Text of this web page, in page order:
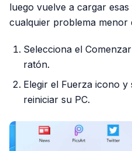
luego vuelve a cargar
cualquier problema menor
Selecciona el
ratón.
Elegir el Fuerza icono
reiniciar su PC.